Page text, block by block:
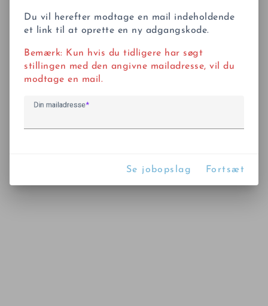
Du vil herefter modtage en mail indeholdende
et link til at oprette en ny adgangskode.
Bemærk: Kun hvis du tidligere har søgt
stillingen med den angivne mailadresse, vil du
modtage en mail.
Din mailadresse
Se jobopslag Fortsæt